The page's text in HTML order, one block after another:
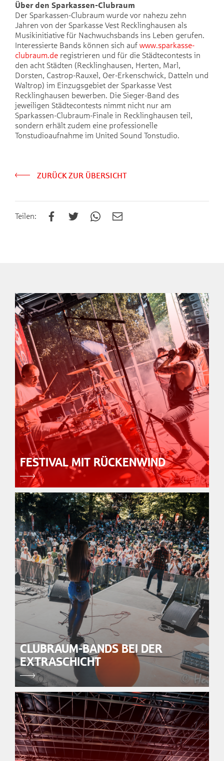
Über den Sparkassen-Clubraum
Der Sparkassen-Clubraum wurde vor nahezu zehn
Jahren von der Sparkasse Vest Recklinghausen als
Musikinitiative für Nachwuchsbands ins Leben gerufen.
Interessierte Bands können sich auf www.sparkasse-
clubraum.de registrieren und für die Städtecontests in
den acht Städten (Recklinghausen, Herten, Marl,
Dorsten, Castrop-Rauxel, Oer-Erkenschwick, Datteln und
Waltrop) im Einzugsgebiet der Sparkasse Vest
Recklinghausen bewerben. Die Sieger-Band des
jeweiligen Städtecontests nimmt nicht nur am
Sparkassen-Clubraum-Finale in Recklinghausen teil,
sondern erhält zudem eine professionelle
Tonstudioaufnahme im United Sound Tonstudio.
ZURÜCK ZUR ÜBERSICHT
Teilen:
FESTIVAL MIT RÜCKENWIND
CLUBRAUM-BANDS BEI DER
EXTRASCHICHT